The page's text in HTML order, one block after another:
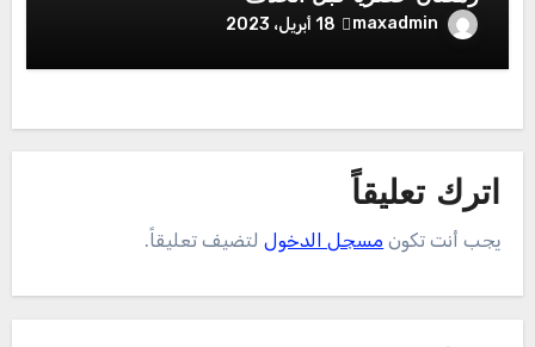
maxadmin 18 أبريل، 2023
اترك تعليقاً
يجب أنت تكون مسجل الدخوللتضيف تعليقاً.